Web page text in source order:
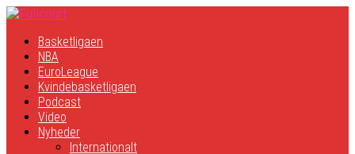
Basketligaen
NBA
EuroLeague
Kvindebasketligaen
Podcast
Video
Nyheder
Internationalt